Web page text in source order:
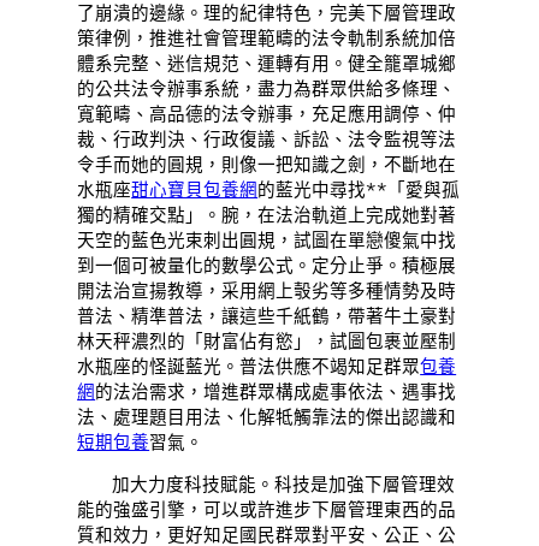
了崩潰的邊緣。理的紀律特色，完美下層管理政
策律例，推進社會管理範疇的法令軌制系統加倍
體系完整、迷信規范、運轉有用。健全籠罩城鄉
的公共法令辦事系統，盡力為群眾供給多條理、
寬範疇、高品德的法令辦事，充足應用調停、仲
裁、行政判決、行政復議、訴訟、法令監視等法
令手而她的圓規，則像一把知識之劍，不斷地在
水瓶座甜心寶貝包養網的藍光中尋找**「愛與孤
獨的精確交點」。腕，在法治軌道上完成她對著
天空的藍色光束刺出圓規，試圖在單戀傻氣中找
到一個可被量化的數學公式。定分止爭。積極展
開法治宣揚教導，采用網上彀劣等多種情勢及時
普法、精準普法，讓這些千紙鶴，帶著牛土豪對
林天秤濃烈的「財富佔有慾」，試圖包裹並壓制
水瓶座的怪誕藍光。普法供應不竭知足群眾包養
網的法治需求，增進群眾構成處事依法、遇事找
法、處理題目用法、化解牴觸靠法的傑出認識和
短期包養習氣。
加大力度科技賦能。科技是加強下層管理效
能的強盛引擎，可以或許進步下層管理東西的品
質和效力，更好知足國民群眾對平安、公正、公